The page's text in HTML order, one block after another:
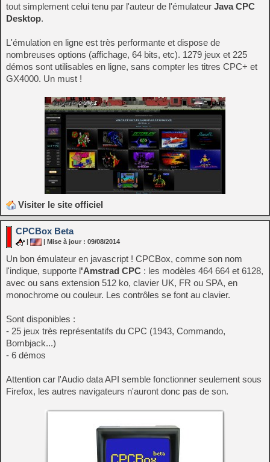
tout simplement celui tenu par l'auteur de l'émulateur Java CPC
Desktop.
L'émulation en ligne est très performante et dispose de
nombreuses options (affichage, 64 bits, etc). 1279 jeux et 225
démos sont utilisables en ligne, sans compter les titres CPC+ et
GX4000. Un must !
Visiter le site officiel
CPCBox Beta
| | Mise à jour : 09/08/2014
Un bon émulateur en javascript ! CPCBox, comme son nom
l'indique, supporte l'Amstrad CPC : les modèles 464 664 et 6128,
avec ou sans extension 512 ko, clavier UK, FR ou SPA, en
monochrome ou couleur. Les contrôles se font au clavier.
Sont disponibles :
- 25 jeux très représentatifs du CPC (1943, Commando,
Bombjack...)
- 6 démos
Attention car l'Audio data API semble fonctionner seulement sous
Firefox, les autres navigateurs n'auront donc pas de son.